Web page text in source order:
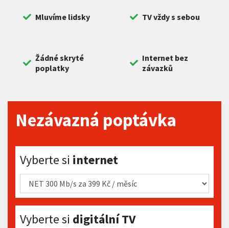
Mluvíme lidsky TV vždy s sebou
Žádné skryté
poplatky
Internet bez
závazků
Nezávazná poptávka
Vyberte si internet
Vyberte si internet
Vyberte si digitální TV
Vyberte si digitální TV